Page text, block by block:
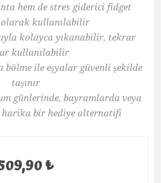
hem de stres giderici fidget
olarak kullanılabilir
kolayca yıkanabilir, tekrar
kullanılabilir
bölme ile eşyalar güvenli şekilde
taşınır
günlerinde, bayramlarda veya
bir hediye alternatifi
₺